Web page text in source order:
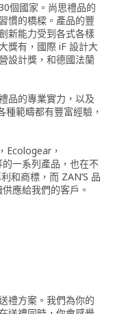
個國家。尚思禮品的
慣的橋樑。產品的豐
新能力受到各式各樣
獎有，國際 iF 設計大
設計獎，和德國法蘭
品的專業實力，以及
範疇都有豐富經驗，
Ecologear，
一系列產品，也在不
和商標，而 ZAN’S 品
應給我們的客戶。
禮方案。我們為你的